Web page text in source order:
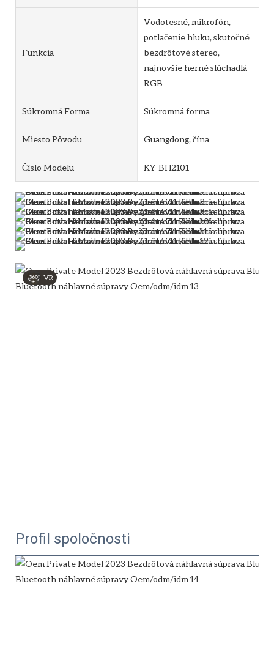
Funkcia
Vodotesné, mikrofón,
potlačenie hluku, skutočné
bezdrôtové stereo,
najnovšie herné slúchadlá
RGB
Súkromná Forma Súkromná forma
Miesto Pôvodu Guangdong, čína
Číslo Modelu KY-BH2101
VR
Profil spoločnosti